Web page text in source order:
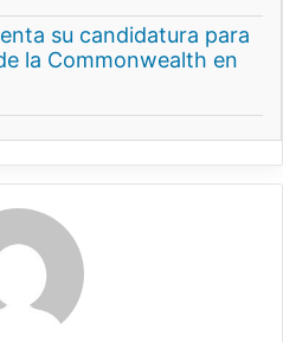
su candidatura para
la Commonwealth en